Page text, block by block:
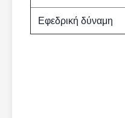
Εφεδρική δύναμη